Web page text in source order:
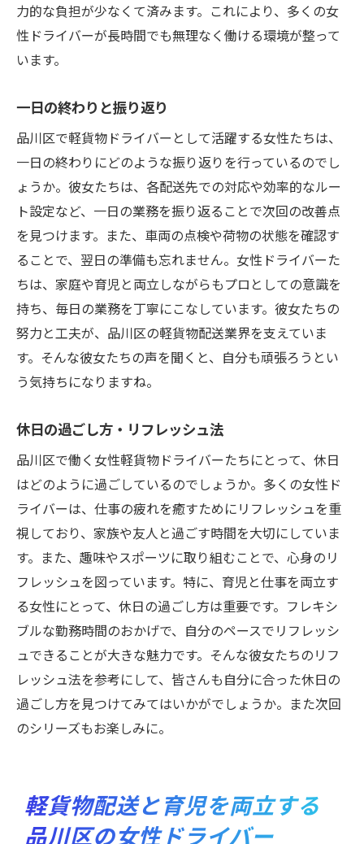
力的な負担が少なくて済みます。これにより、多くの女
性ドライバーが長時間でも無理なく働ける環境が整って
います。
一日の終わりと振り返り
品川区で軽貨物ドライバーとして活躍する女性たちは、
一日の終わりにどのような振り返りを行っているのでし
ょうか。彼女たちは、各配送先での対応や効率的なルー
ト設定など、一日の業務を振り返ることで次回の改善点
を見つけます。また、車両の点検や荷物の状態を確認す
ることで、翌日の準備も忘れません。女性ドライバーた
ちは、家庭や育児と両立しながらもプロとしての意識を
持ち、毎日の業務を丁寧にこなしています。彼女たちの
努力と工夫が、品川区の軽貨物配送業界を支えていま
す。そんな彼女たちの声を聞くと、自分も頑張ろうとい
う気持ちになりますね。
休日の過ごし方・リフレッシュ法
品川区で働く女性軽貨物ドライバーたちにとって、休日
はどのように過ごしているのでしょうか。多くの女性ド
ライバーは、仕事の疲れを癒すためにリフレッシュを重
視しており、家族や友人と過ごす時間を大切にしていま
す。また、趣味やスポーツに取り組むことで、心身のリ
フレッシュを図っています。特に、育児と仕事を両立す
る女性にとって、休日の過ごし方は重要です。フレキシ
ブルな勤務時間のおかげで、自分のペースでリフレッシ
ュできることが大きな魅力です。そんな彼女たちのリフ
レッシュ法を参考にして、皆さんも自分に合った休日の
過ごし方を見つけてみてはいかがでしょうか。また次回
のシリーズもお楽しみに。
軽貨物配送と育児を両立する
品川区の女性ドライバー